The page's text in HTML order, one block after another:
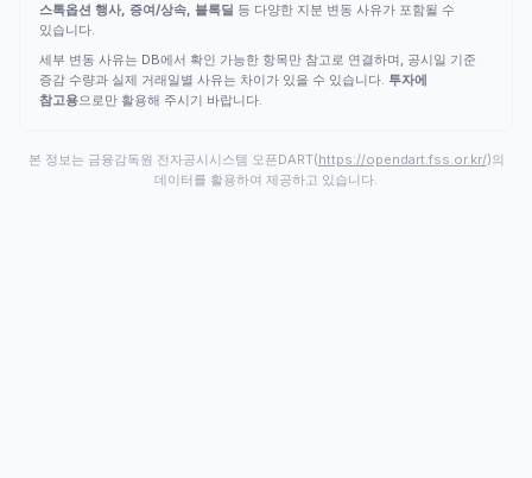
스톡옵션 행사, 증여/상속, 블록딜 등 다양한 지분 변동 사유가 포함될 수
있습니다.
세부 변동 사유는 DB에서 확인 가능한 항목만 참고로 연결하며, 공시일 기준
증감 수량과 실제 거래일별 사유는 차이가 있을 수 있습니다. 투자에
참고용으로만 활용해 주시기 바랍니다.
본 정보는 금융감독원 전자공시시스템 오픈DART(https://opendart.fss.or.kr/)의
데이터를 활용하여 제공하고 있습니다.